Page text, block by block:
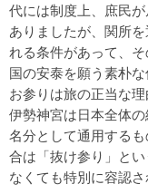
代には制度上、庶民
ありましたが、関所
れる条件があって、
国の安泰を願う素朴
お参りは旅の正当な
伊勢神宮は日本全体
名分として通用する
合は「抜け参り」と
なくても特別に容認さ